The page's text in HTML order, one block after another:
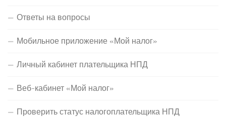
Ответы на вопросы
Мобильное приложение «Мой налог»
Личный кабинет плательщика НПД
Веб-кабинет «Мой налог»
Проверить статус налогоплательщика НПД